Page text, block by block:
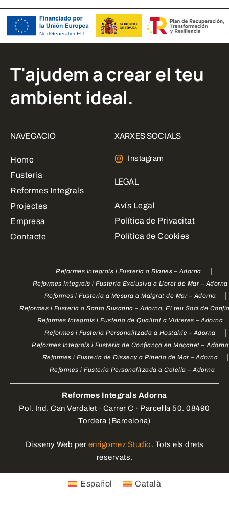
T'ajudem a crear el teu
ambient ideal.
NAVEGACIÓ
Home
Fusteria
Reformes Integrals
Projectes
Empresa
Contacte
XARXES SOCIALS
Instagram
LEGAL
Avís Legal
Política de Privacitat
Política de Cookies
Reformes Integrals i Fusteria a Blanes – Adorna
Reformes Integrals i Fusteria Exclusiva a Lloret de Mar – Adorna
Reformes i Fusteria a Mesura a Malgrat de Mar – Adorna
Reformes i Fusteria a Santa Susanna – Adorna, El teu Soci de
Reformes Integrals i Fusteria de Qualitat a Vidreres – Adorna
Reformes i Fusteria Personalitzada a Hostalric – Adorna
Reformes Integrals i Fusteria de Confiança en Maçanet – Adorna
Reformes i Fusteria de Disseny a Pineda de Mar – Adorna
Reformes i Fusteria Personalitzada a Calella – Adorna
Reformes Integrals Adorna
Pol. Ind. Can Verdalet · Carrer C · Parcel·la 50. 08490
Tordera (Barcelona)
Disseny Web per enrigomez Studio. Tots els drets
reservats.
Español Català